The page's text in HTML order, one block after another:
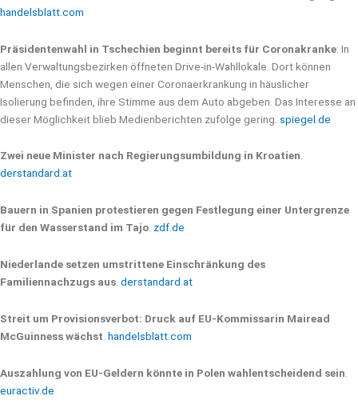
handelsblatt.com
Präsidentenwahl in Tschechien beginnt bereits für Coronakranke: In
allen Verwaltungsbezirken öffneten Drive-in-Wahllokale. Dort können
Menschen, die sich wegen einer Coronaerkrankung in häuslicher
Isolierung befinden, ihre Stimme aus dem Auto abgeben. Das Interesse an
dieser Möglichkeit blieb Medienberichten zufolge gering. spiegel.de
Zwei neue Minister nach Regierungsumbildung in Kroatien.
derstandard.at
Bauern in Spanien protestieren gegen Festlegung einer Untergrenze
für den Wasserstand im Tajo. zdf.de
Niederlande setzen umstrittene Einschränkung des
Familiennachzugs aus. derstandard.at
Streit um Provisionsverbot: Druck auf EU-Kommissarin Mairead
McGuinness wächst. handelsblatt.com
Auszahlung von EU-Geldern könnte in Polen wahlentscheidend sein.
euractiv.de